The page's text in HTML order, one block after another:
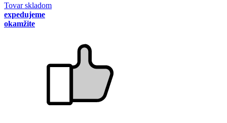
Tovar skladom
expedujeme
okamžite